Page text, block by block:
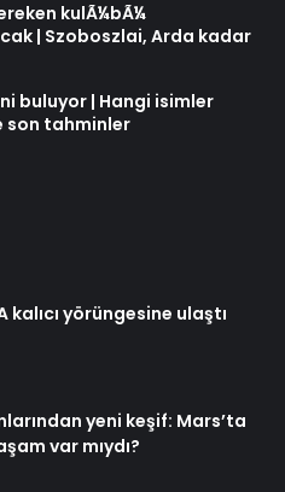
kulÃ¼bÃ¼
| Szoboszlai, Arda kadar
buluyor | Hangi isimler
son tahminler
kalıcı yörüngesine ulaştı
yeni keşif: Mars’ta
var mıydı?